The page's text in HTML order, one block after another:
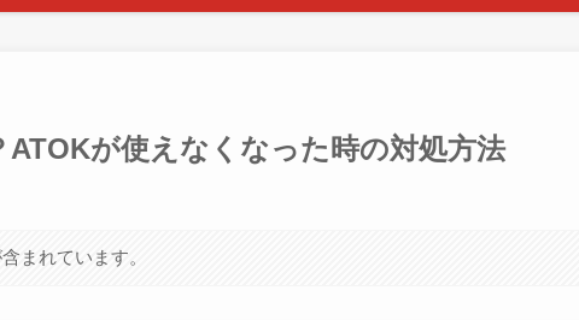
が使えなくなった時の対処方法
まれています。